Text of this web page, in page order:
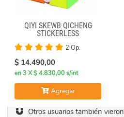
QIYI SKEWB QICHENG
STICKERLESS
2 Op.
$ 14.490,00
en 3 X $ 4.830,00 s/int
Agregar
Otros usuarios también vieron